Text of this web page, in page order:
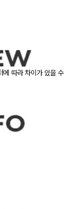
에 따라 차이가 있을 수